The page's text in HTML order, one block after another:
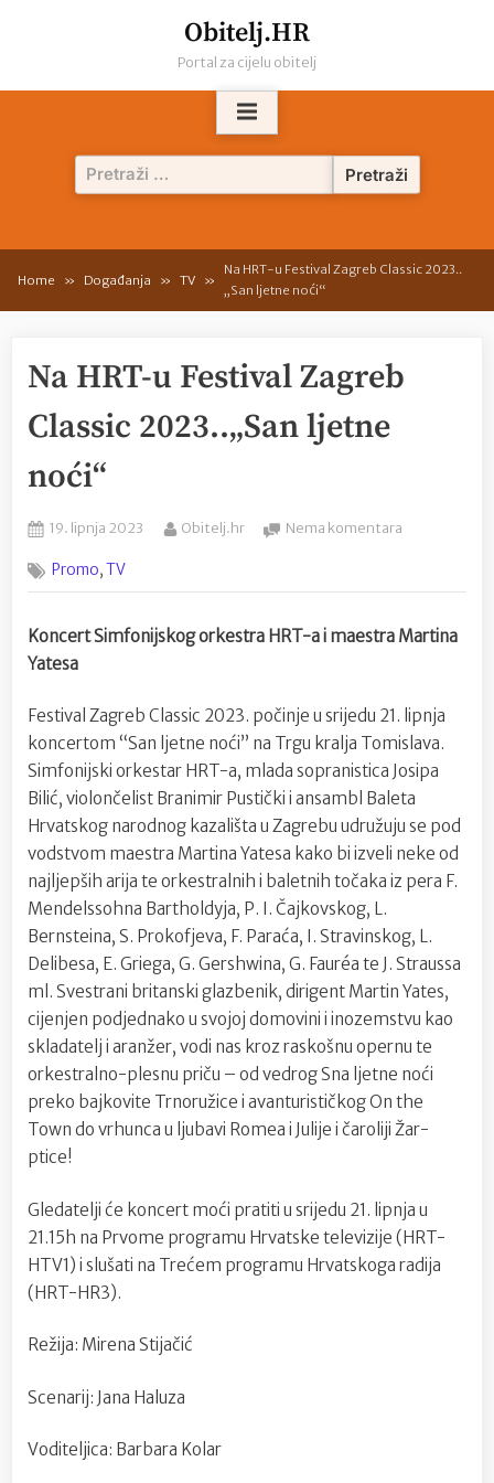
Obitelj.HR
Portal za cijelu obitelj
Pretraži:
Home Događanja TV
Na HRT-u Festival Zagreb Classic 2023..
„San ljetne noći“
Na HRT-u Festival Zagreb
Classic 2023..„San ljetne
noći“
Posted
19. lipnja 2023 By
Obitelj.hr Nema komentara
u
Zagreb
„San
ljetne
noći“
Promo,TV
Koncert Simfonijskog orkestra HRT-a i maestra Martina
Yatesa
Festival Zagreb Classic 2023. počinje u srijedu 21. lipnja
koncertom “San ljetne noći” na Trgu kralja Tomislava.
Simfonijski orkestar HRT-a, mlada sopranistica Josipa
Bilić, violončelist Branimir Pustički i ansambl Baleta
Hrvatskog narodnog kazališta u Zagrebu udružuju se pod
vodstvom maestra Martina Yatesa kako bi izveli neke od
najljepših arija te orkestralnih i baletnih točaka iz pera F.
Mendelssohna Bartholdyja, P. I. Čajkovskog, L.
Bernsteina, S. Prokofjeva, F. Paraća, I. Stravinskog, L.
Delibesa, E. Griega, G. Gershwina, G. Fauréa te J. Straussa
ml. Svestrani britanski glazbenik, dirigent Martin Yates,
cijenjen podjednako u svojoj domovini i inozemstvu kao
skladatelj i aranžer, vodi nas kroz raskošnu opernu te
orkestralno-plesnu priču – od vedrog Sna ljetne noći
preko bajkovite Trnoružice i avanturističkog On the
Town do vrhunca u ljubavi Romea i Julije i čaroliji Žar-
ptice!
Gledatelji će koncert moći pratiti u srijedu 21. lipnja u
21.15h na Prvome programu Hrvatske televizije (HRT-
HTV1) i slušati na Trećem programu Hrvatskoga radija
(HRT-HR3).
Režija: Mirena Stijačić
Scenarij: Jana Haluza
Voditeljica: Barbara Kolar